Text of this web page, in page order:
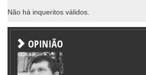
Não há inqueritos válidos.
OPINIÃO